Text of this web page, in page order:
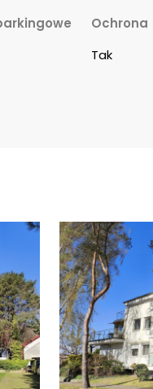
Ochrona
Tak